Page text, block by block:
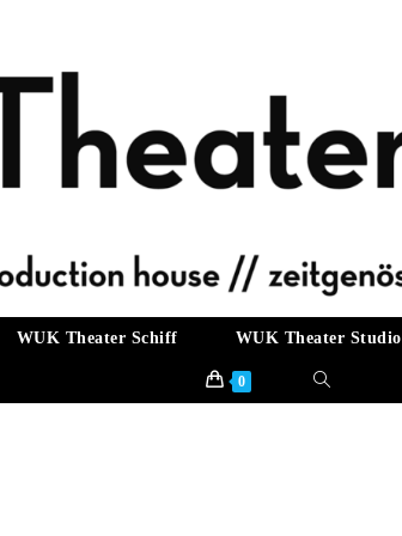
WUK Theater Schiff WUK Theater Studio
0 Website-